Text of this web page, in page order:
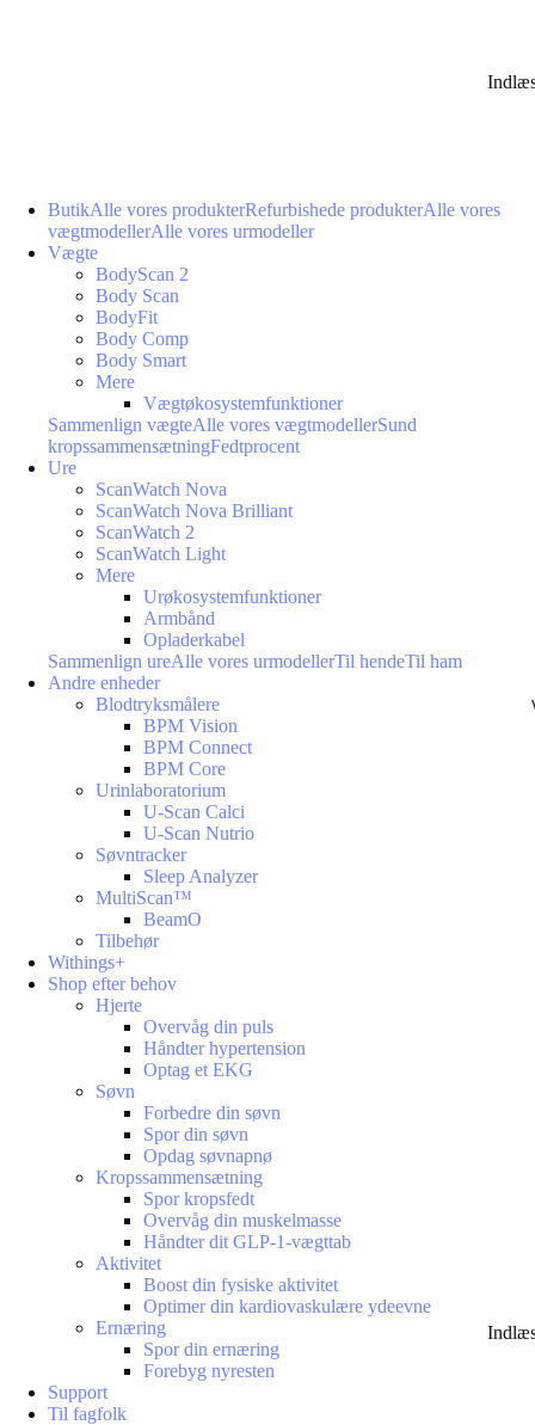
ButikAlle vores produkterRefurbishede produkterAlle vores
vægtmodellerAlle vores urmodeller
Vægte
BodyScan 2
Body Scan
BodyFit
Body Comp
Body Smart
Mere
Vægtøkosystemfunktioner
Sammenlign vægteAlle vores vægtmodellerSund
kropssammensætningFedtprocent
Ure
ScanWatch Nova
ScanWatch Nova Brilliant
ScanWatch 2
ScanWatch Light
Mere
Urøkosystemfunktioner
Armbånd
Opladerkabel
Sammenlign ureAlle vores urmodellerTil hendeTil ham
Andre enheder
Blodtryksmålere
BPM Vision
BPM Connect
BPM Core
Urinlaboratorium
U-Scan Calci
U-Scan Nutrio
Søvntracker
Sleep Analyzer
MultiScan™
BeamO
Tilbehør
Withings+
Shop efter behov
Hjerte
Overvåg din puls
Håndter hypertension
Optag et EKG
Søvn
Forbedre din søvn
Spor din søvn
Opdag søvnapnø
Kropssammensætning
Spor kropsfedt
Overvåg din muskelmasse
Håndter dit GLP-1-vægttab
Aktivitet
Boost din fysiske aktivitet
Optimer din kardiovaskulære ydeevne
Ernæring
Spor din ernæring
Forebyg nyresten
Support
Til fagfolk